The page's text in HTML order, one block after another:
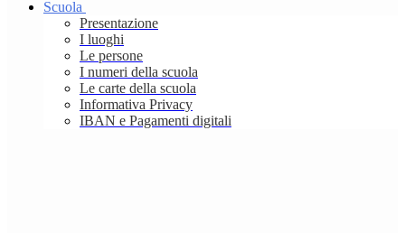
Scuola
Presentazione
I luoghi
Le persone
I numeri della scuola
Le carte della scuola
Informativa Privacy
IBAN e Pagamenti digitali